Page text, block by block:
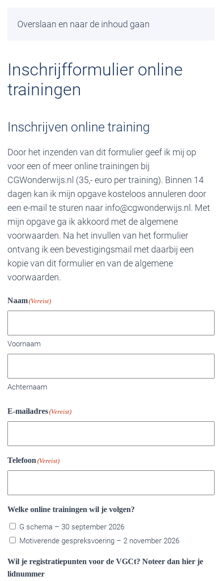
Overslaan en naar de inhoud gaan
Inschrijfformulier online
trainingen
Inschrijven online training
Door het inzenden van dit formulier geef ik mij op
voor een of meer online trainingen bij
CGWonderwijs.nl (35,- euro per training). Binnen 14
dagen kan ik mijn opgave kosteloos annuleren door
een e-mail te sturen naar info@cgwonderwijs.nl. Met
mijn opgave ga ik akkoord met de algemene
voorwaarden. Na het invullen van het formulier
ontvang ik een bevestigingsmail met daarbij een
kopie van dit formulier en van de algemene
voorwaarden.
Naam(Vereist)
Voornaam
Achternaam
E-mailadres(Vereist)
Telefoon (Vereist)
Welke online trainingen wil je volgen?
G schema – 30 september 2026
Motiverende gespreksvoering – 2 november 2026
Wil je registratiepunten voor de VGCt? Noteer dan hier je
lidnummer